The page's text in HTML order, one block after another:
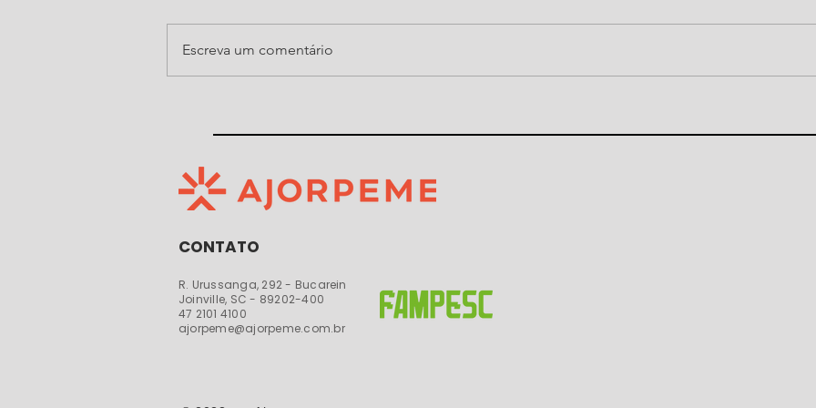
do Senhor Bom Jesus de
Araquari
Escreva um comentário
CONTATO
R. Urussanga, 292 - Bucarein
Joinville, SC - 89202-400​​
47 2101 4100
ajorpeme@ajorpeme.com.br